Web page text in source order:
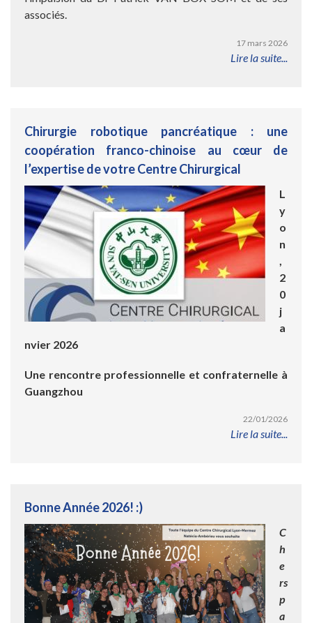
associés.
17 mars 2026
Lire la suite...
Chirurgie robotique pancréatique : une
coopération franco-chinoise au cœur de
l’expertise de votre Centre Chirurgical
L
y
o
n
2
0
j
a
nvier 2026
Une rencontre professionnelle et confraternelle à
Guangzhou
22/01/2026
Lire la suite...
Bonne Année 2026! :)
C
h
e
rs
p
a